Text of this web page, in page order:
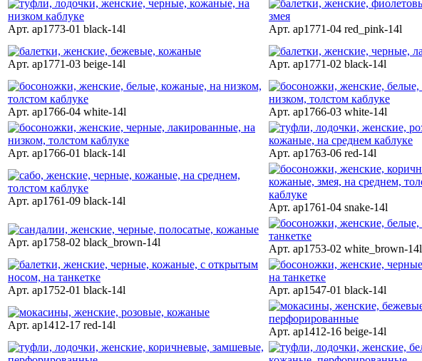
Арт. ap1773-01 black-14l Арт. ap1771-04 red_pink-14l
Арт. ap1771-03 beige-14l Арт. ap1771-02 black-14l
Арт. ap1766-04 white-14l Арт. ap1766-03 white-14l
Арт. ap1766-01 black-14l Арт. ap1763-06 red-14l
Арт. ap1761-09 black-14l
Арт. ap1761-04 snake-14l
Арт. ap1758-02 black_brown-14l
Арт. ap1753-02 white_brown-14l
Арт. ap1752-01 black-14l Арт. ap1547-01 black-14l
Арт. ap1412-17 red-14l
Арт. ap1412-16 beige-14l